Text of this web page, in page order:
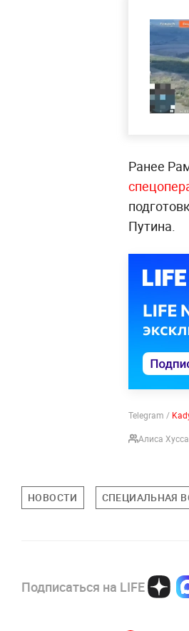
Ранее
Путина.
Telegram /
Алиса
НОВОСТИ СПЕЦИАЛЬНАЯ
Подписаться на LIFE